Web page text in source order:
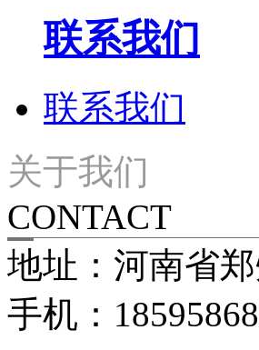
联系我们
联系我们
关于我们
CONTACT
地址：河南省
手机：